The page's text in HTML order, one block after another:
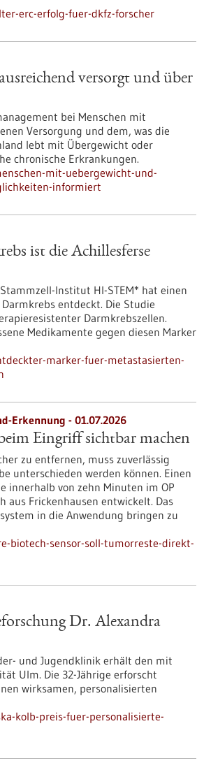
erc-erfolg-fuer-dkfz-forscher
versorgt und über
bei Menschen mit
Versorgung und dem, was die
lebt mit Übergewicht oder
chronische Erkrankungen.
mit-uebergewicht-und-
informiert
ist die Achillesferse
Institut HI-STEM* hat einen
entdeckt. Die Studie
Darmkrebszellen.
Medikamente gegen diesen Marker
marker-fuer-metastasierten-
Erkennung - 01.07.2026
Eingriff sichtbar machen
zu entfernen, muss zuverlässig
unterschieden werden können. Einen
innerhalb von zehn Minuten im OP
aus Frickenhausen entwickelt. Das
in die Anwendung bringen zu
sensor-soll-tumorreste-direkt-
Dr. Alexandra
und Jugendklinik erhält den mit
Ulm. Die 32-Jährige erforscht
wirksamen, personalisierten
kolb-preis-fuer-personalisierte-